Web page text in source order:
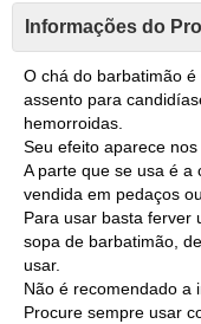
Informações do
O chá do barbatimão
assento para
hemorroidas.
Seu efeito aparece
A parte que se usa é a
vendida em pedaços
Para usar basta ferver
sopa de barbatimão,
usar.
Não é recomendado a
Procure sempre usar